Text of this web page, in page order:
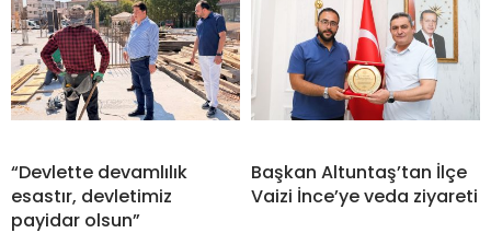
“Devlette devamlılık
esastır, devletimiz
payidar olsun”
Başkan Altuntaş’tan İlçe
Vaizi İnce’ye veda ziyareti